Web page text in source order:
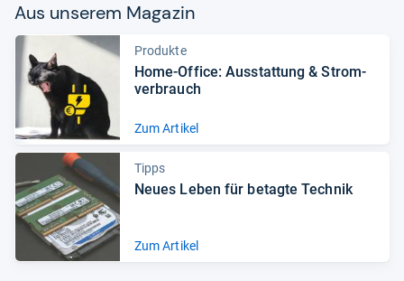
Aus unse­rem Maga­zin
Produkte
Home-​Office: Aus­stat­tung & Strom­
ver­brauch
Zum Artikel
Tipps
Neues Leben für betagte Tech­nik
Zum Artikel